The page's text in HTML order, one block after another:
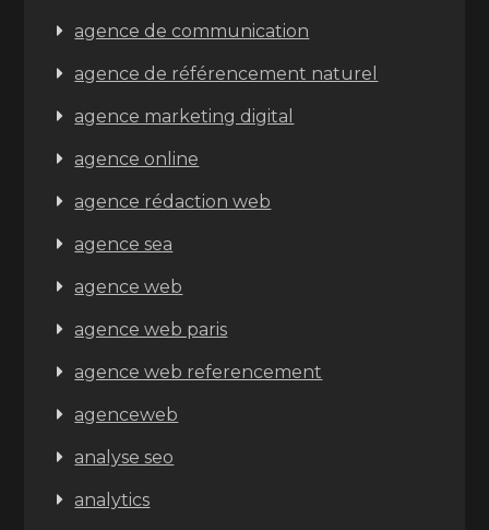
agence de communication
agence de référencement naturel
agence marketing digital
agence online
agence rédaction web
agence sea
agence web
agence web paris
agence web referencement
agenceweb
analyse seo
analytics